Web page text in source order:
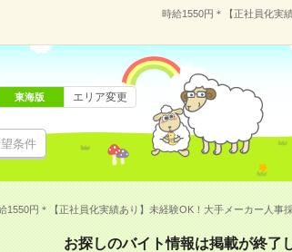
時給1550円＊【正社員化実
条件
東海版 エリア変更
1550円＊【正社員化実績あり】未経験OK！大手メーカー人事
お探しのバイト情報は掲載が終了